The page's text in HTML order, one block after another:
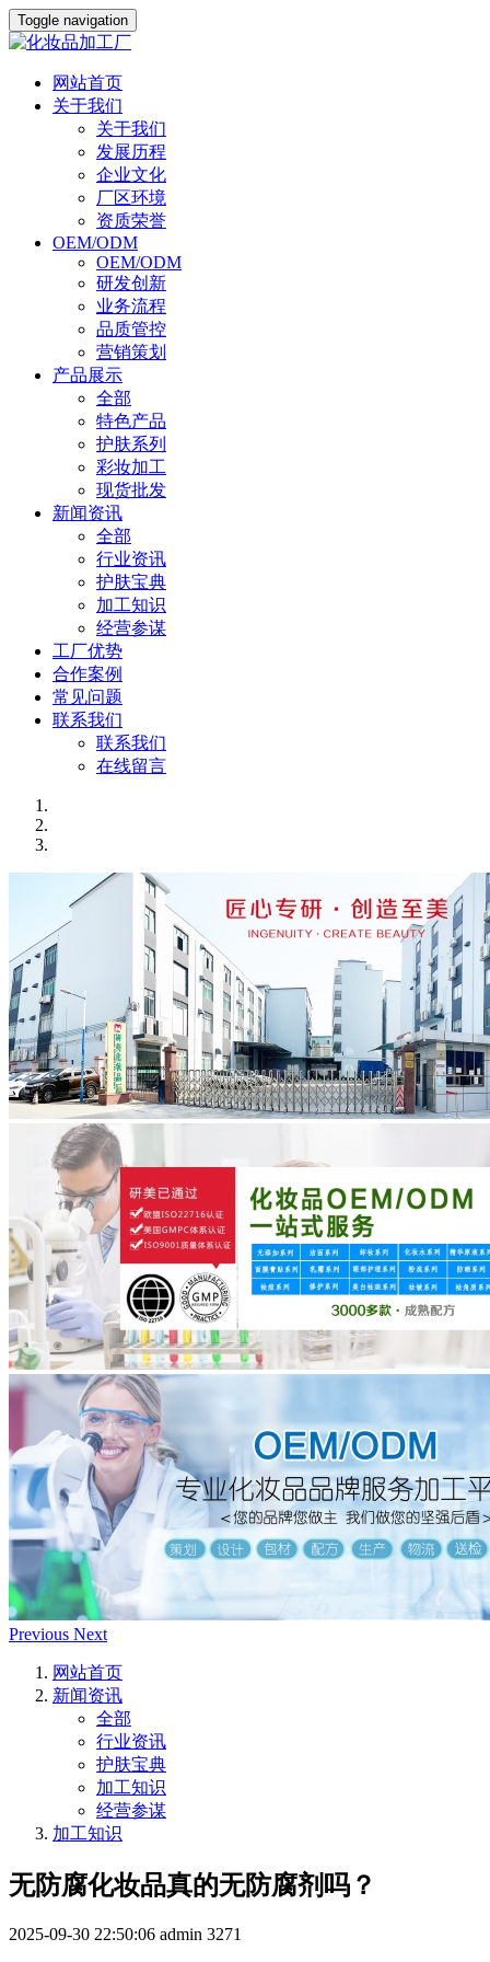
Toggle navigation
网站首页
关于我们
关于我们
发展历程
企业文化
厂区环境
资质荣誉
OEM/ODM
OEM/ODM
研发创新
业务流程
品质管控
营销策划
产品展示
全部
特色产品
护肤系列
彩妆加工
现货批发
新闻资讯
全部
行业资讯
护肤宝典
加工知识
经营参谋
工厂优势
合作案例
常见问题
联系我们
联系我们
在线留言
Previous Next
网站首页
新闻资讯
全部
行业资讯
护肤宝典
加工知识
经营参谋
加工知识
无防腐化妆品真的无防腐剂吗？
2025-09-30 22:50:06 admin 3271